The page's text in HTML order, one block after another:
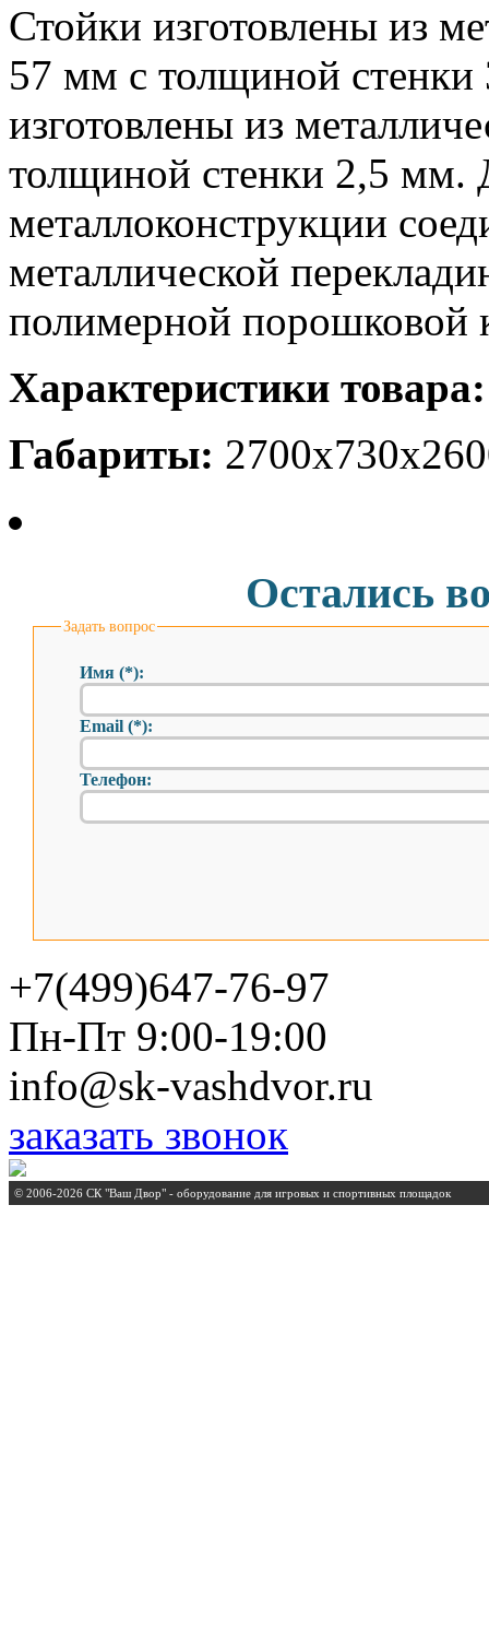
Стойки изготовлены из
57 мм с толщиной
изготовлены из
толщиной стенки 2,5 мм.
металлоконструкции
металлической
полимерной порошковой
Характеристики товара:
Габариты:
Остались
Задать вопрос
Имя (*):
Email (*):
Телефон:
+7(499)647-76-97
Пн-Пт 9:00-19:00
info@sk-vashdvor.ru
заказать звонок
© 2006-2026 СК "Ваш Двор" - оборудование для игровых и спортивных площадок